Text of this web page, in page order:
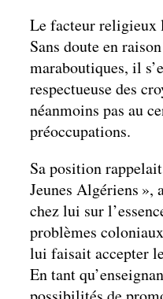
Le facteur religieux
Sans doute en
maraboutiques, il
respectueuse des
néanmoins pas au
préoccupations.
Sa position
Jeunes Algériens »,
chez lui sur
problèmes
lui faisait accepter
En tant